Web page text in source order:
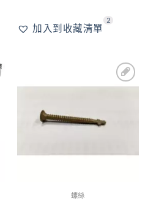
加入到收藏清單
2
1
加入
螺絲